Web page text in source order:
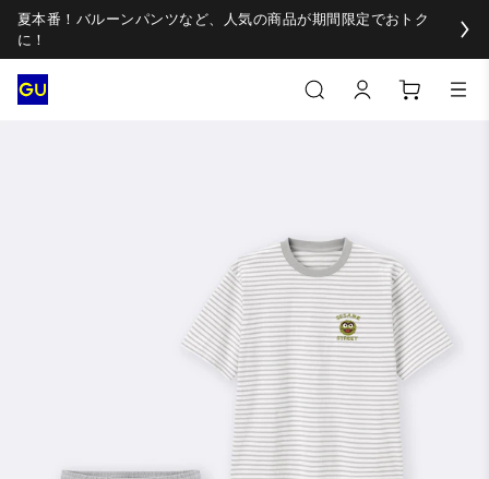
夏本番！バルーンパンツなど、人気の商品が期間限定でおトク
に！